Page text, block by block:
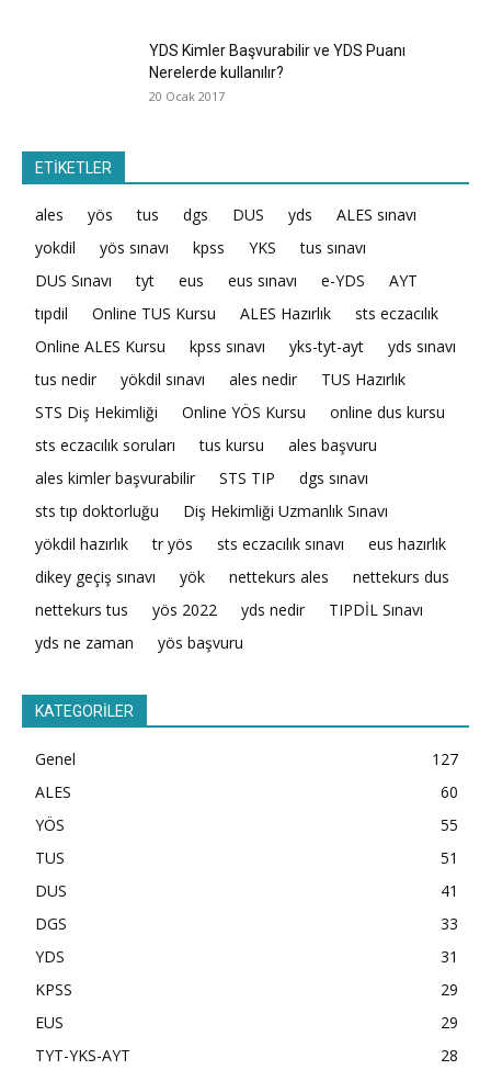
YDS Kimler Başvurabilir ve YDS Puanı
Nerelerde kullanılır?
20 Ocak 2017
ETİKETLER
ales yös tus dgs DUS yds
ALES sınavı
yokdil
yös sınavı kpss YKS
tus sınavı
DUS Sınavı
tyt eus eus sınavı e-YDS
AYT
tıpdil
Online TUS Kursu ALES Hazırlık
sts eczacılık
Online ALES Kursu
kpss sınavı yks-tyt-ayt
yds sınavı
tus nedir
yökdil sınavı ales nedir
TUS Hazırlık
STS Diş Hekimliği
Online YÖS Kursu
online dus kursu
sts eczacılık soruları
tus kursu
ales başvuru
ales kimler başvurabilir
STS TIP
dgs sınavı
sts tıp doktorluğu
Diş Hekimliği Uzmanlık Sınavı
yökdil hazırlık
tr yös sts eczacılık sınavı
eus hazırlık
dikey geçiş sınavı
yök nettekurs ales
nettekurs dus
nettekurs tus
yös 2022 yds nedir
TIPDİL Sınavı
yds ne zaman
yös başvuru
KATEGORİLER
Genel
127
ALES
60
YÖS
55
TUS
51
DUS
41
DGS
33
YDS
31
KPSS
29
EUS
29
TYT-YKS-AYT
28